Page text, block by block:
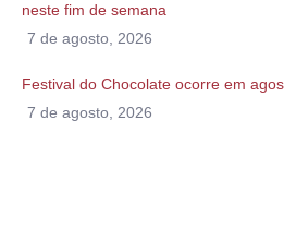
neste fim de semana
7 de agosto, 2026
Festival do Chocolate ocorre em
7 de agosto, 2026